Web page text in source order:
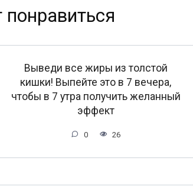
Выведи все жиры из толстой
кишки! Выпейте это в 7 вечера,
чтобы в 7 утра получить желанный
эффект
0 26